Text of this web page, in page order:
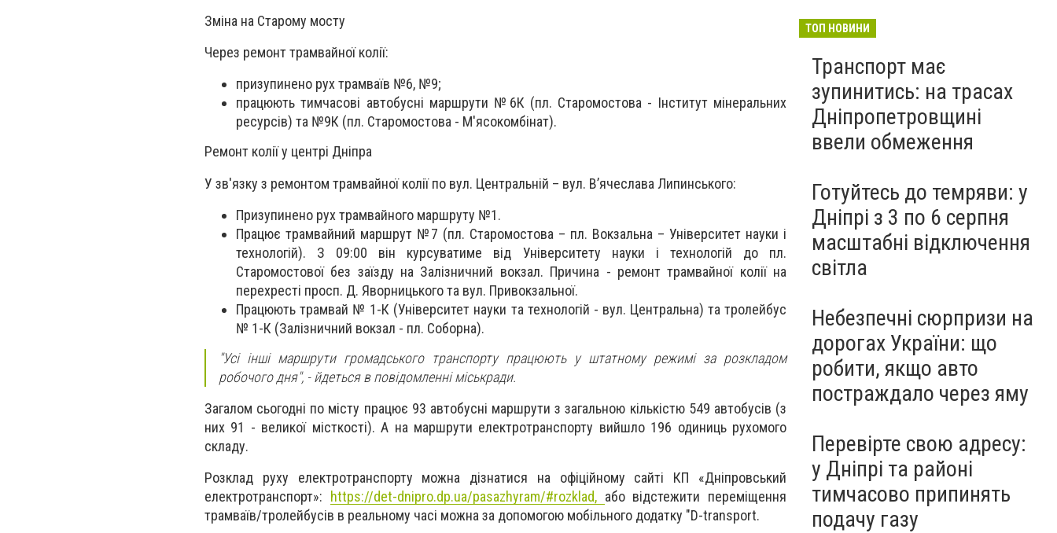
Зміна на Старому мосту
Через ремонт трамвайної колії:
призупинено рух трамваїв №6, №9;
працюють тимчасові автобусні маршрути №6К (пл. Старомостова - Інститут мінеральних
ресурсів) та №9К (пл. Старомостова - М'ясокомбінат).
Ремонт колії у центрі Дніпра
У зв'язку з ремонтом трамвайної колії по вул. Центральній – вул. В’ячеслава Липинського:
Призупинено рух трамвайного маршруту №1.
Працює трамвайний маршрут №7 (пл. Старомостова – пл. Вокзальна – Університет науки і
технологій). З 09:00 він курсуватиме від Університету науки і технологій до пл.
Старомостової без заїзду на Залізничний вокзал. Причина - ремонт трамвайної колії на
перехресті просп. Д. Яворницького та вул. Привокзальної.
Працюють трамвай № 1-К (Університет науки та технологій - вул. Центральна) та тролейбус
№ 1-К (Залізничний вокзал - пл. Соборна).
"Усі інші маршрути громадського транспорту працюють у штатному режимі за розкладом
робочого дня", - йдеться в повідомленні міськради.
Загалом сьогодні по місту працює 93 автобусні маршрути з загальною кількістю 549 автобусів (з
них 91 - великої місткості). А на маршрути електротранспорту вийшло 196 одиниць рухомого
складу.
Розклад руху електротранспорту можна дізнатися на офіційному сайті КП «Дніпровський
електротранспорт»:
https://det-dnipro.dp.ua/pasazhyram/#rozklad, або відстежити переміщення
трамваїв/тролейбусів в реальному часі можна за допомогою мобільного додатку "D-transport.
ТОП НОВИНИ
Транспорт має
зупинитись: на трасах
Дніпропетровщині
ввели обмеження
Готуйтесь до темряви: у
Дніпрі з 3 по 6 серпня
масштабні відключення
світла
Небезпечні сюрпризи на
дорогах України: що
робити, якщо авто
постраждало через яму
Перевірте свою адресу:
у Дніпрі та районі
тимчасово припинять
подачу газу